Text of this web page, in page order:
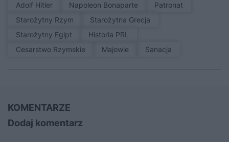
Adolf Hitler
Napoleon Bonaparte
patronat
Starożytny Rzym
Starożytna Grecja
Starożytny Egipt
Historia PRL
Cesarstwo Rzymskie
Majowie sanacja
KOMENTARZE
Dodaj komentarz